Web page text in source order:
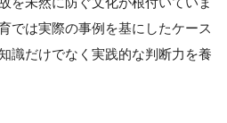
では実際の事例を基にしたケース
識だけでなく実践的な判断力を養